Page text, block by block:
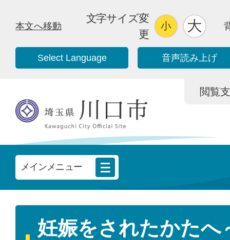
本文へ移動
文字サイズ変
更
Select Language 音声読み上げ
閲覧
メインメニュー
妊娠をされたかたへ